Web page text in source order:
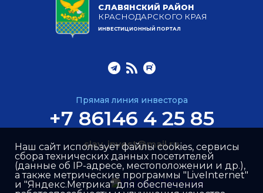
СЛАВЯНСКИЙ РАЙОН
КРАСНОДАРСКОГО КРАЯ
ИНВЕСТИЦИОННЫЙ ПОРТАЛ
Прямая линия инвестора
+7 86146 4 25 85
slav_invest@mail.ru
Наш сайт использует файлы cookies, сервисы
сбора технических данных посетителей
(данные об IP-адресе, местоположении и др.),
а также метрические программы "LiveInternet"
и "Яндекс.Метрика" для обеспечения